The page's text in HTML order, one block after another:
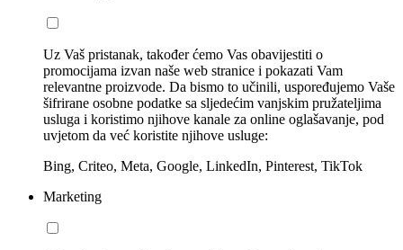
Uz Vaš pristanak, također ćemo Vas obavijestiti o
promocijama izvan naše web stranice i pokazati Vam
relevantne proizvode. Da bismo to učinili, uspoređujemo Vaše
šifrirane osobne podatke sa sljedećim vanjskim pružateljima
usluga i koristimo njihove kanale za online oglašavanje, pod
uvjetom da već koristite njihove usluge:
Bing, Criteo, Meta, Google, LinkedIn, Pinterest, TikTok
Marketing